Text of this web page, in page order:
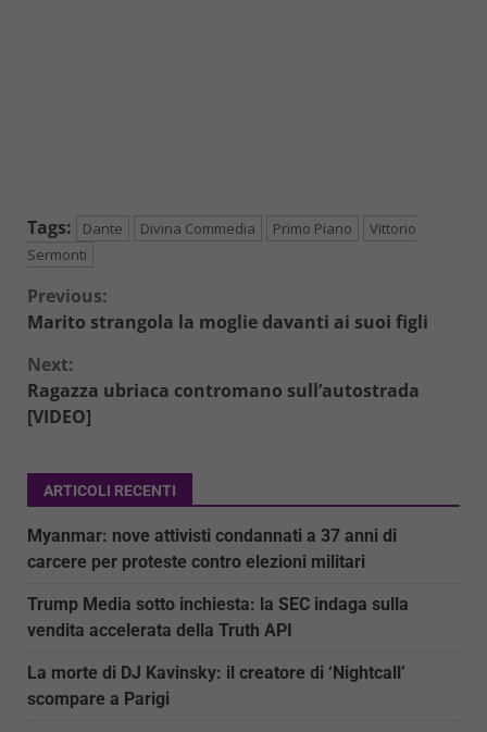
Tags: Dante Divina Commedia Primo Piano
Vittorio
Sermonti
Continue
Reading
Previous:
Marito strangola la moglie davanti ai suoi figli
Next:
Ragazza ubriaca contromano sull’autostrada
[VIDEO]
ARTICOLI RECENTI
Myanmar: nove attivisti condannati a 37 anni di
carcere per proteste contro elezioni militari
Trump Media sotto inchiesta: la SEC indaga sulla
vendita accelerata della Truth API
La morte di DJ Kavinsky: il creatore di ‘Nightcall’
scompare a Parigi